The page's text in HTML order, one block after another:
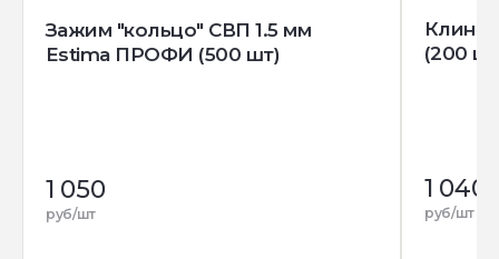
Зажим "кольцо" СВП 1.5 мм
Estima ПРОФИ (500 шт)
1 050
руб/шт
Клин
(200
1 040
руб/шт